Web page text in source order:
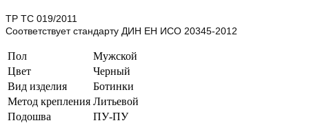
ТР ТС 019/2011
Cоответствует стандарту ДИН ЕН ИСО 20345-2012
Пол
Мужской
Цвет
Черный
Вид изделия
Ботинки
Метод крепления Литьевой
Подошва
ПУ-ПУ